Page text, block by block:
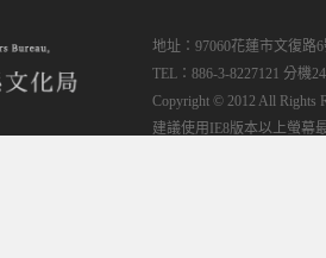
地址：97060花蓮市文復路
TEL：886-3-8227121 分機
Copyright © 2012 All Rights
建議使用IE8版本以上螢幕